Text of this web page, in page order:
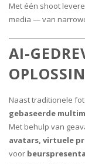
Met één shoot
media — van
AI-
Naast traditionele
gebaseerde
Met behulp van
avatars, virtuele
voor